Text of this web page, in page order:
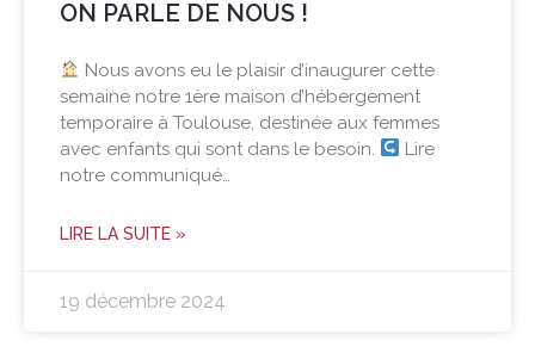
ON PARLE DE NOUS !
Nous avons eu le plaisir d’inaugurer cette
semaine notre 1ère maison d’hébergement
temporaire à Toulouse, destinée aux femmes
avec enfants qui sont dans le besoin.
Lire
notre communiqué…
LIRE LA SUITE »
19 décembre 2024